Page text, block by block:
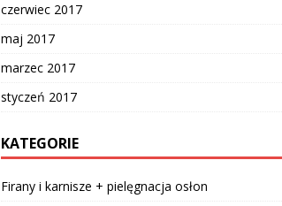
czerwiec 2017
maj 2017
marzec 2017
styczeń 2017
KATEGORIE
Firany i karnisze + pielęgnacja osłon